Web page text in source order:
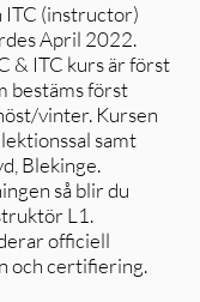
ITC (instructor)
April 2022.
& ITC kurs är först
bestäms först
vinter. Kursen
samt
Blekinge.
så blir du
L1.
officiell
och certifiering.